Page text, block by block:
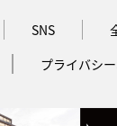
SNS
プライバシ